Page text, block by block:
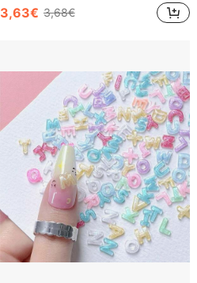
3,63€ 3,68€